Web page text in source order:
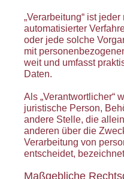
„Verarbeitung“ ist
automatisierter
oder jede solche
mit
weit und umfasst
Daten.
Als „Verantwortlicher“
juristische Person,
andere Stelle, die
anderen über die
Verarbeitung von
entscheidet,
Maßgebliche